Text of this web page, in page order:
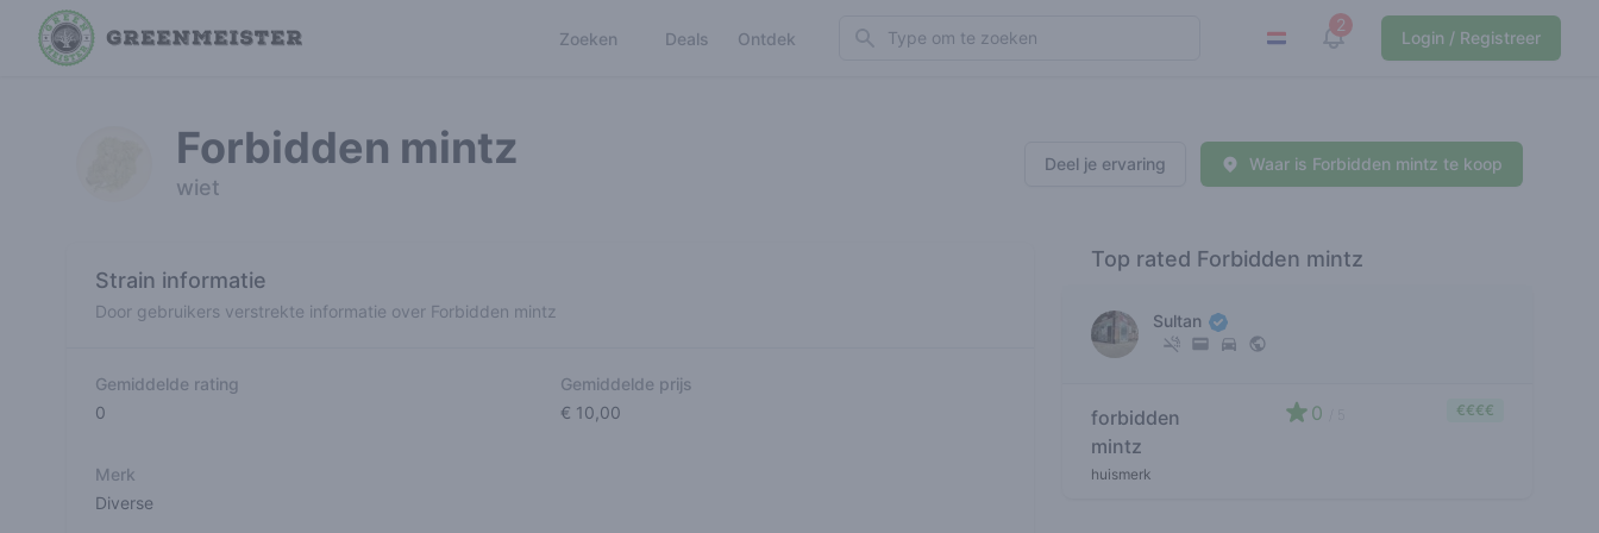
Zoeken Deals Ontdek Search 2
View notifications
Login / Registreer
Forbidden mintz
wiet
Deel je ervaring Waar is Forbidden mintz te koop
Strain informatie
Door gebruikers verstrekte informatie over Forbidden mintz
Gemiddelde rating
0
Gemiddelde prijs
€ 10,00
Merk
Diverse
Top rated Forbidden mintz
Sultan
forbidden
mintz
huismerk
0 €€€€